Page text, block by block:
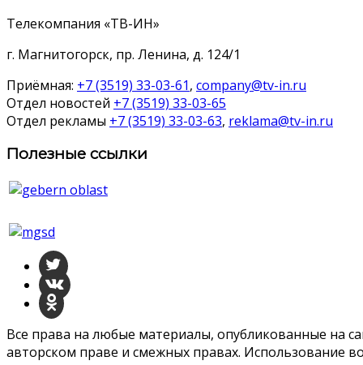
Телекомпания «ТВ-ИН»
г. Магнитогорск, пр. Ленина, д. 124/1
Приёмная: +7 (3519) 33-03-61, company@tv-in.ru
Отдел новостей +7 (3519) 33-03-65
Отдел рекламы +7 (3519) 33-03-63, reklama@tv-in.ru
Полезные ссылки
Все права на любые материалы, опубликованные на
авторском праве и смежных правах. Использование